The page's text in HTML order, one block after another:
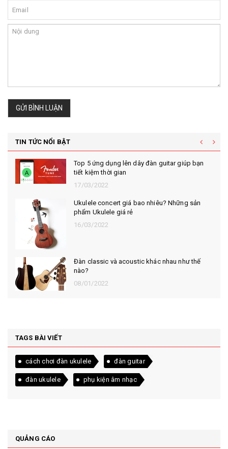
GỬI BÌNH LUẬN
TIN TỨC NỔI BẬT
Top 5 ứng dụng lên dây đàn guitar giúp bạn
tiết kiệm thời gian
17/03/2022
Ukulele concert giá bao nhiêu? Những sản
phẩm Ukulele giá rẻ
16/03/2022
Đàn classic và acoustic khác nhau như thế
nào?
08/01/2022
TAGS BÀI VIẾT
cách chơi đàn ukulele đàn guitar
đàn ukulele phụ kiện âm nhạc
QUẢNG CÁO